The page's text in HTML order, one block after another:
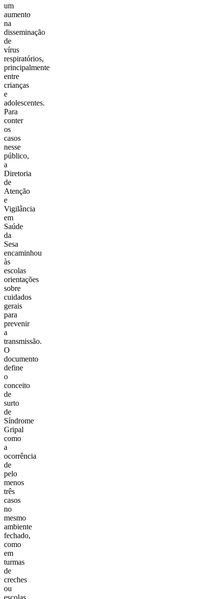
um
aumento
na
disseminação
de
vírus
respiratórios,
principalmente
entre
crianças
e
adolescentes.
Para
conter
os
casos
nesse
público,
a
Diretoria
de
Atenção
e
Vigilância
em
Saúde
da
Sesa
encaminhou
às
escolas
orientações
sobre
cuidados
gerais
para
prevenir
a
transmissão.
O
documento
define
o
conceito
de
surto
de
Síndrome
Gripal
como
a
ocorrência
de
pelo
menos
três
casos
no
mesmo
ambiente
fechado,
como
em
turmas
de
creches
ou